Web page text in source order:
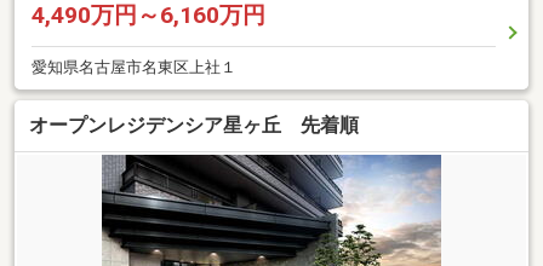
4,490万円～6,160万円
愛知県名古屋市名東区上社１
オープンレジデンシア星ヶ丘 先着順